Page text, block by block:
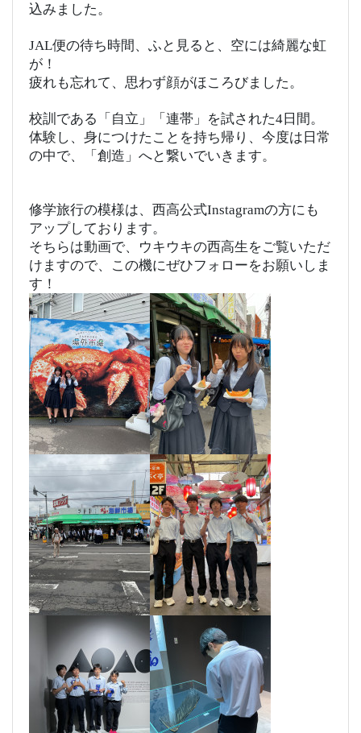
込みました。
JAL便の待ち時間、ふと見ると、空には綺麗な虹
が！
疲れも忘れて、思わず顔がほころびました。
校訓である「自立」「連帯」を試された4日間。
体験し、身につけたことを持ち帰り、今度は日常
の中で、「創造」へと繋いでいきます。
修学旅行の模様は、西高公式Instagramの方にも
アップしております。
そちらは動画で、ウキウキの西高生をご覧いただ
けますので、この機にぜひフォローをお願いしま
す！